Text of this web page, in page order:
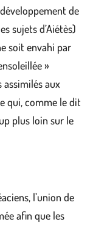
de
sujets d’Aiétès)
soit envahi par
»
assimilés aux
qui, comme le dit
plus loin sur le
l’union de
afin que les